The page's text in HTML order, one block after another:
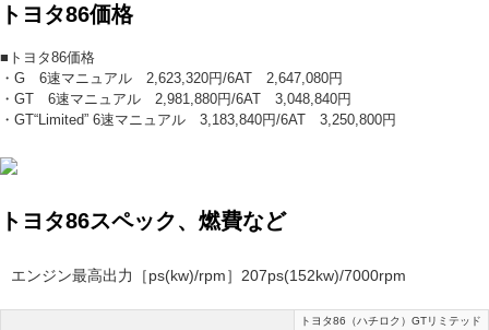
トヨタ86価格
■トヨタ86価格
・G 6速マニュアル 2,623,320円/6AT 2,647,080円
・GT 6速マニュアル 2,981,880円/6AT 3,048,840円
・GT“Limited” 6速マニュアル 3,183,840円/6AT 3,250,800円
トヨタ86スペック、燃費など
エンジン最高出力［ps(kw)/rpm］207ps(152kw)/7000rpm
トヨタ86（ハチロク）GTリミテッド